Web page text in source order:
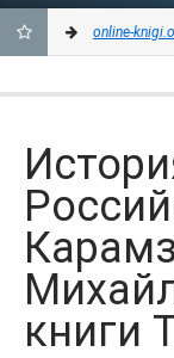
ЗАКЛАДКИ
online-
книги